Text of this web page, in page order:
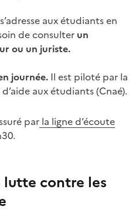
aux étudiants en
de consulter un
ou un juriste.
journée. Il est piloté par la
aux étudiants (Cnaé).
par la ligne d’écoute
lutte contre les